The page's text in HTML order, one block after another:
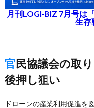
月刊LOGI-BIZ 7月号は
生存
官民協議会の取りまとめ受け、円滑な運営
後押し狙い
ドローンの産業利用促進を